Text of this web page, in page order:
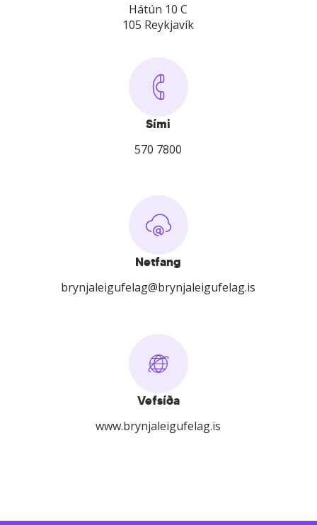
Hátún 10 C
105 Reykjavík
Sími
570 7800
Netfang
brynjaleigufelag@brynjaleigufelag.is
Vefsíða
www.brynjaleigufelag.is